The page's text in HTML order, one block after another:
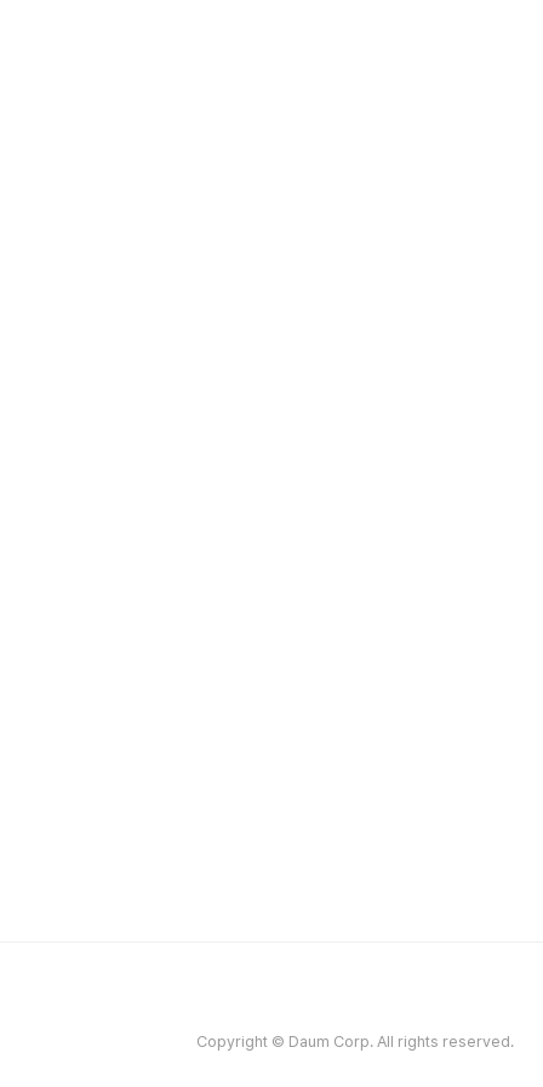
Copyright © Daum Corp. All rights reserved.